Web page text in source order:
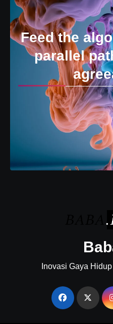
Feed the
parallel
Inovasi Gaya